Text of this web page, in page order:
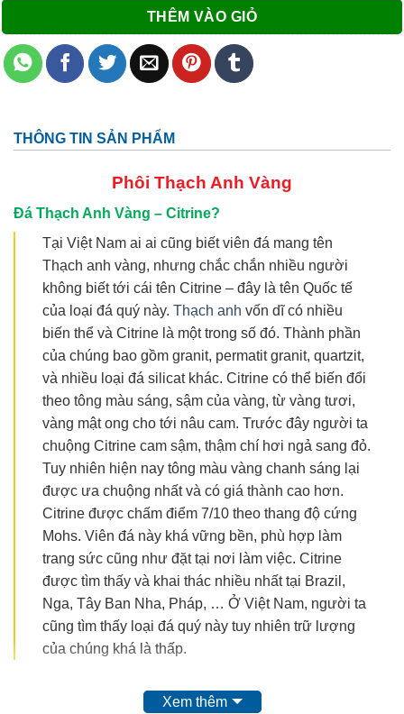
THÊM VÀO GIỎ
THÔNG TIN SẢN PHẨM
Phôi Thạch Anh Vàng
Đá Thạch Anh Vàng – Citrine?
Tại Việt Nam ai ai cũng biết viên đá mang tên
Thạch anh vàng, nhưng chắc chắn nhiều người
không biết tới cái tên Citrine – đây là tên Quốc tế
của loại đá quý này. Thạch anh vốn dĩ có nhiều
biến thể và Citrine là một trong số đó. Thành phần
của chúng bao gồm granit, permatit granit, quartzit,
và nhiều loại đá silicat khác. Citrine có thể biến đổi
theo tông màu sáng, sậm của vàng, từ vàng tươi,
vàng mật ong cho tới nâu cam. Trước đây người ta
chuộng Citrine cam sậm, thậm chí hơi ngả sang đỏ.
Tuy nhiên hiện nay tông màu vàng chanh sáng lại
được ưa chuộng nhất và có giá thành cao hơn.
Citrine được chấm điểm 7/10 theo thang độ cứng
Mohs. Viên đá này khá vững bền, phù hợp làm
trang sức cũng như đặt tại nơi làm việc. Citrine
được tìm thấy và khai thác nhiều nhất tại Brazil,
Nga, Tây Ban Nha, Pháp, … Ở Việt Nam, người ta
cũng tìm thấy loại đá quý này tuy nhiên trữ lượng
của chúng khá là thấp.
Xem thêm